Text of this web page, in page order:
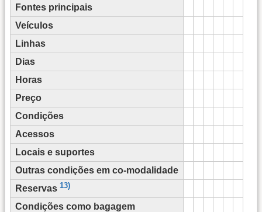
Fontes principais
Veículos
Linhas
Dias
Horas
Preço
Condições
Acessos
Locais e suportes
Outras condições em co-modalidade
Reservas 13)
Condições como bagagem